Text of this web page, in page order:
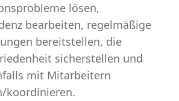
lösen,
bearbeiten, regelmäßige
bereitstellen, die
sicherstellen und
mit Mitarbeitern
koordinieren.